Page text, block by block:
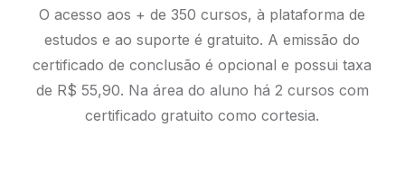
O acesso aos + de 350 cursos, à plataforma de
estudos e ao suporte é gratuito. A emissão do
certificado de conclusão é opcional e possui taxa
de R$ 55,90. Na área do aluno há 2 cursos com
certificado gratuito como cortesia.